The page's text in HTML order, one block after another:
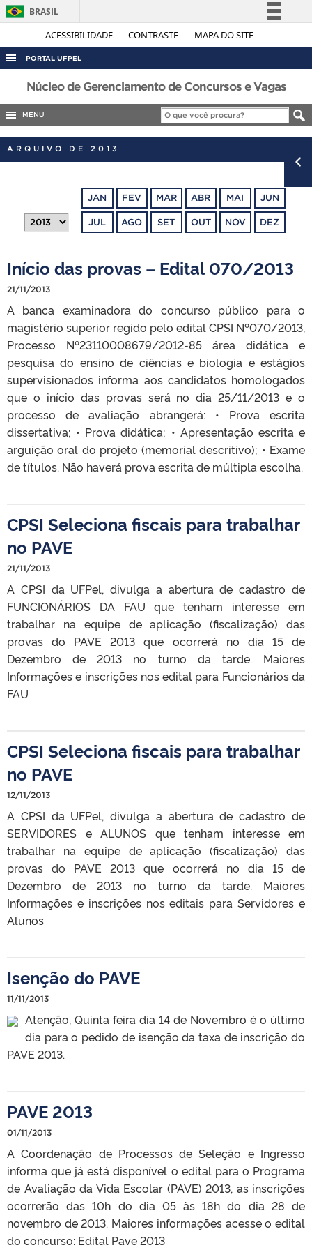
ACESSIBILIDADE CONTRASTE MAPA DO SITE
BRASIL
Simplifique!
Legislação
Canais
PORTAL UFPEL
ACESSO À INFORMAÇÃO
AUDITORIA
CONCURSOS
OUVIDORIA
TELEFONES
Núcleo de Gerenciamento de Concursos e Vagas
MENU
ARQUIVO DE 2013
JAN FEV MAR ABR MAI JUN
JUL AGO SET OUT NOV DEZ
Início das provas – Edital 070/2013
21/11/2013
A banca examinadora do concurso público para o
magistério superior regido pelo edital CPSI Nº070/2013,
Processo Nº23110008679/2012-85 área didática e
pesquisa do ensino de ciências e biologia e estágios
supervisionados informa aos candidatos homologados
que o início das provas será no dia 25/11/2013 e o
processo de avaliação abrangerá: • Prova escrita
dissertativa; • Prova didática; • Apresentação escrita e
arguição oral do projeto (memorial descritivo); • Exame
de títulos. Não haverá prova escrita de múltipla escolha.
CPSI Seleciona fiscais para trabalhar
no PAVE
21/11/2013
A CPSI da UFPel, divulga a abertura de cadastro de
FUNCIONÁRIOS DA FAU que tenham interesse em
trabalhar na equipe de aplicação (fiscalização) das
provas do PAVE 2013 que ocorrerá no dia 15 de
Dezembro de 2013 no turno da tarde. Maiores
Informações e inscrições nos edital para Funcionários da
FAU
CPSI Seleciona fiscais para trabalhar
no PAVE
12/11/2013
A CPSI da UFPel, divulga a abertura de cadastro de
SERVIDORES e ALUNOS que tenham interesse em
trabalhar na equipe de aplicação (fiscalização) das
provas do PAVE 2013 que ocorrerá no dia 15 de
Dezembro de 2013 no turno da tarde. Maiores
Informações e inscrições nos editais para Servidores e
Alunos
Isenção do PAVE
11/11/2013
Atenção, Quinta feira dia 14 de Novembro é o último
dia para o pedido de isenção da taxa de inscrição do
PAVE 2013.
PAVE 2013
01/11/2013
A Coordenação de Processos de Seleção e Ingresso
informa que já está disponível o edital para o Programa
de Avaliação da Vida Escolar (PAVE) 2013, as inscrições
ocorrerão das 10h do dia 05 às 18h do dia 28 de
novembro de 2013. Maiores informações acesse o edital
do concurso: Edital Pave 2013